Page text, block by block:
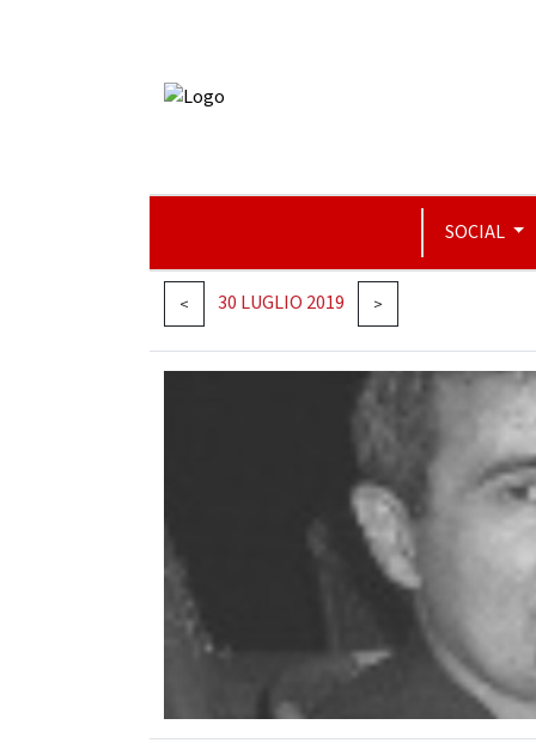
SOCIAL
< 30 LUGLIO 2019 >